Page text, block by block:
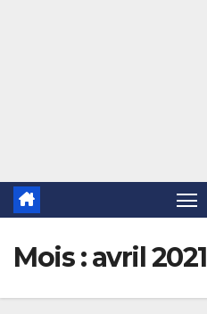
Mois :avril 2021